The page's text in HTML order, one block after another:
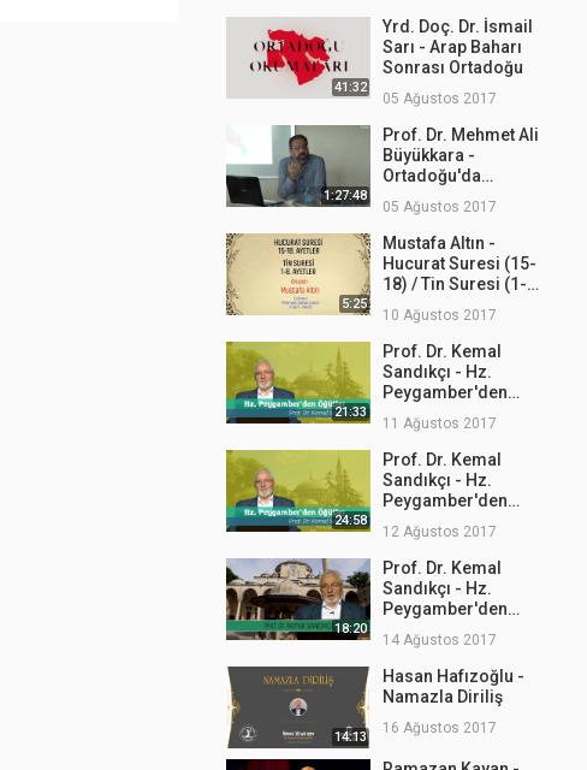
41:32
Yrd. Doç. Dr. İsmail
Sarı - Arap Baharı
Sonrası Ortadoğu
05 Ağustos 2017
1:27:48
Prof. Dr. Mehmet Ali
Büyükkara -
Ortadoğu'da
05 Ağustos 2017
5:25
Mustafa Altın -
Hucurat Suresi (15-
18) / Tin Suresi (1-
10 Ağustos 2017
21:33
Prof. Dr. Kemal
Sandıkçı - Hz.
Peygamber'den
11 Ağustos 2017
24:58
Prof. Dr. Kemal
Sandıkçı - Hz.
Peygamber'den
12 Ağustos 2017
18:20
Prof. Dr. Kemal
Sandıkçı - Hz.
Peygamber'den
14 Ağustos 2017
14:13
Hasan Hafızoğlu -
Namazla Diriliş
16 Ağustos 2017